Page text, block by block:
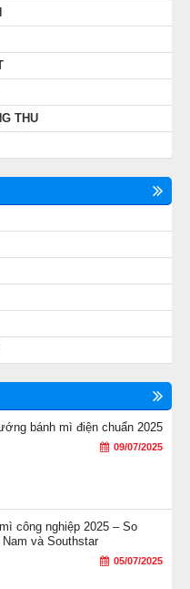
THU
bánh mì điện chuẩn 2025
09/07/2025
công nghiệp 2025 – So
và Southstar
05/07/2025